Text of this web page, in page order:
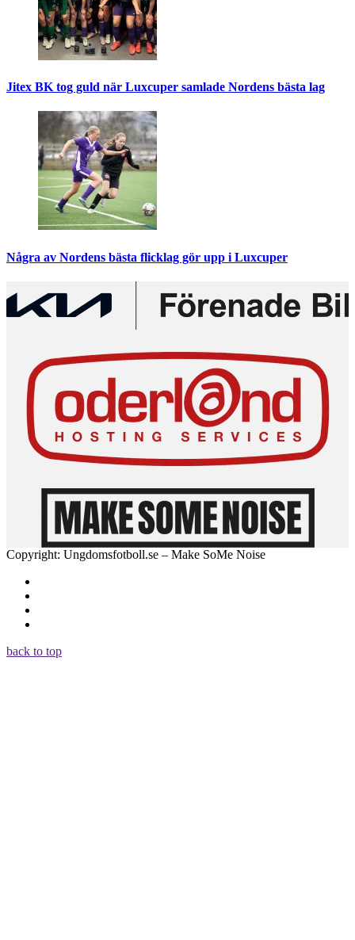
Jitex BK tog guld när Luxcuper samlade Nordens bästa lag
Några av Nordens bästa flicklag gör upp i Luxcuper
Copyright: Ungdomsfotboll.se – Make SoMe Noise
back to top